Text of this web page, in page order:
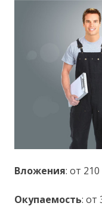
Вложения: от
Окупаемость: от